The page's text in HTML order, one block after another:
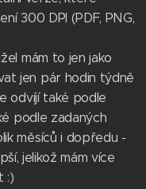
300 DPI (PDF, PNG,
mám to jen jako
jen pár hodin týdně
odvíjí také podle
podle zadaných
měsíců i dopředu -
jelikož mám více
:)